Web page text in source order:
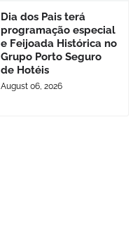
Dia dos Pais terá
programação especial
e Feijoada Histórica no
Grupo Porto Seguro
de Hotéis
August 06, 2026